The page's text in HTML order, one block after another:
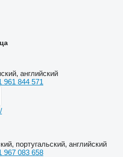
английский
961 844 571
португальский, английский
967 083 658